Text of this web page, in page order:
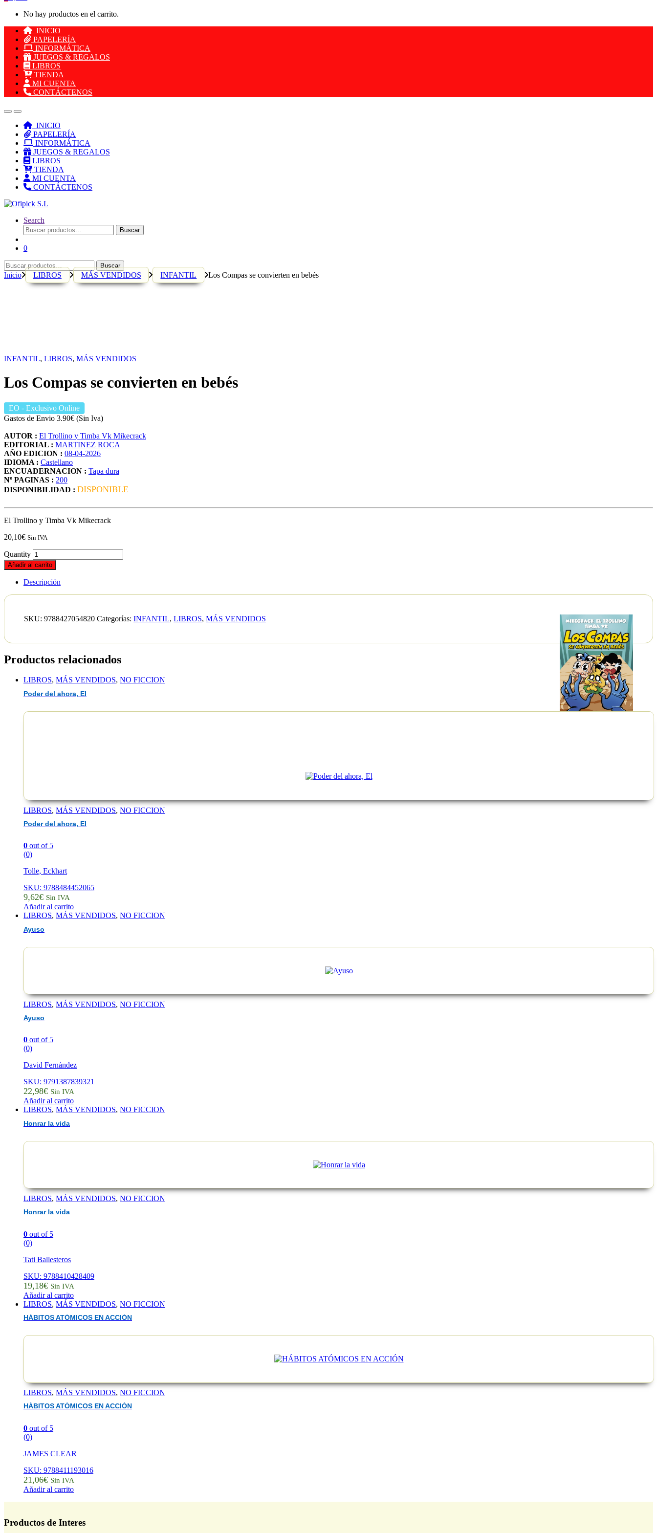
No hay productos en el carrito.
INICIO
PAPELERÍA
INFORMÁTICA
JUEGOS & REGALOS
LIBROS
TIENDA
MI CUENTA
CONTÁCTENOS
INICIO
PAPELERÍA
INFORMÁTICA
JUEGOS & REGALOS
LIBROS
TIENDA
MI CUENTA
CONTÁCTENOS
Search
Buscar
por:
Buscar
0
Buscar
por:
Buscar
Inicio LIBROS MÁS VENDIDOS INFANTIL Los Compas se convierten en bebés
INFANTIL, LIBROS, MÁS VENDIDOS
Los Compas se convierten en bebés
EO - Exclusivo Online
Gastos de Envio 3.90€ (Sin Iva)
AUTOR : El Trollino y Timba Vk Mikecrack
EDITORIAL : MARTINEZ ROCA
AÑO EDICION : 08-04-2026
IDIOMA : Castellano
ENCUADERNACION : Tapa dura
Nº PAGINAS : 200
DISPONIBILIDAD : DISPONIBLE
El Trollino y Timba Vk Mikecrack
20,10€ Sin IVA
Quantity
Añadir al carrito
Descripción
SKU: 9788427054820 Categorías: INFANTIL, LIBROS, MÁS VENDIDOS
Productos relacionados
LIBROS, MÁS VENDIDOS, NO FICCION
Poder del ahora, El
LIBROS, MÁS VENDIDOS, NO FICCION
Poder del ahora, El
0 out of 5
(0)
Tolle, Eckhart
SKU: 9788484452065
9,62€ Sin IVA
Añadir al carrito
LIBROS, MÁS VENDIDOS, NO FICCION
Ayuso
LIBROS, MÁS VENDIDOS, NO FICCION
Ayuso
0 out of 5
(0)
David Fernández
SKU: 9791387839321
22,98€ Sin IVA
Añadir al carrito
LIBROS, MÁS VENDIDOS, NO FICCION
Honrar la vida
LIBROS, MÁS VENDIDOS, NO FICCION
Honrar la vida
0 out of 5
(0)
Tati Ballesteros
SKU: 9788410428409
19,18€ Sin IVA
Añadir al carrito
LIBROS, MÁS VENDIDOS, NO FICCION
HÁBITOS ATÓMICOS EN ACCIÓN
LIBROS, MÁS VENDIDOS, NO FICCION
HÁBITOS ATÓMICOS EN ACCIÓN
0 out of 5
(0)
JAMES CLEAR
SKU: 9788411193016
21,06€ Sin IVA
Añadir al carrito
Productos de Interes